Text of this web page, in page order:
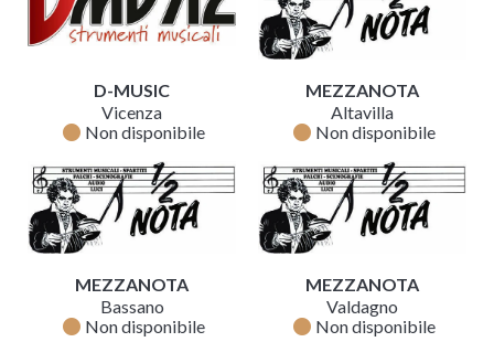
D-MUSIC
Vicenza
fiber_manual_record Non disponibile
MEZZANOTA
Altavilla
fiber_manual_record Non disponibile
MEZZANOTA
Bassano
fiber_manual_record Non disponibile
MEZZANOTA
Valdagno
fiber_manual_record Non disponibile